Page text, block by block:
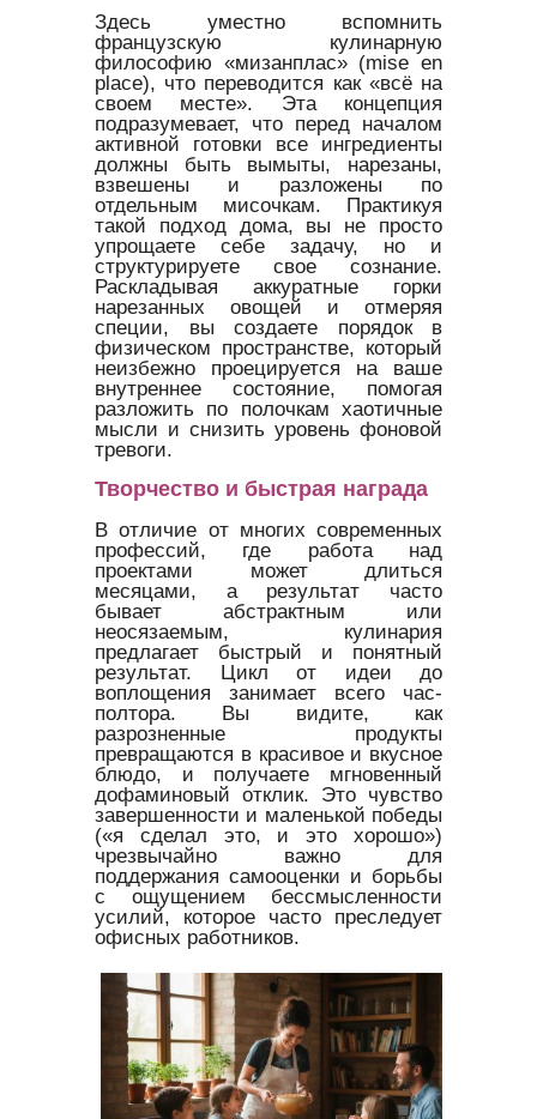
Здесь уместно вспомнить
французскую кулинарную
философию «мизанплас» (mise en
place), что переводится как «всё на
своем месте». Эта концепция
подразумевает, что перед началом
активной готовки все ингредиенты
должны быть вымыты, нарезаны,
взвешены и разложены по
отдельным мисочкам. Практикуя
такой подход дома, вы не просто
упрощаете себе задачу, но и
структурируете свое сознание.
Раскладывая аккуратные горки
нарезанных овощей и отмеряя
специи, вы создаете порядок в
физическом пространстве, который
неизбежно проецируется на ваше
внутреннее состояние, помогая
разложить по полочкам хаотичные
мысли и снизить уровень фоновой
тревоги.
Творчество и быстрая награда
В отличие от многих современных
профессий, где работа над
проектами может длиться
месяцами, а результат часто
бывает абстрактным или
неосязаемым, кулинария
предлагает быстрый и понятный
результат. Цикл от идеи до
воплощения занимает всего час-
полтора. Вы видите, как
разрозненные продукты
превращаются в красивое и вкусное
блюдо, и получаете мгновенный
дофаминовый отклик. Это чувство
завершенности и маленькой победы
(«я сделал это, и это хорошо»)
чрезвычайно важно для
поддержания самооценки и борьбы
с ощущением бессмысленности
усилий, которое часто преследует
офисных работников.